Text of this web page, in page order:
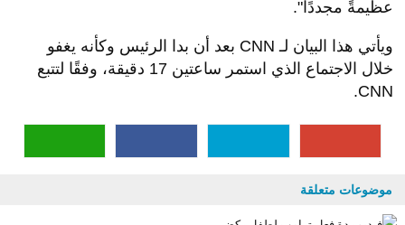
عظيمةً مجددًا ".
ويأتي هذا البيان لـ CNN بعد أن بدا الرئيس وكأنه يغفو
خلال الاجتماع الذي استمر ساعتين 17 دقيقة، وفقًا لتتبع
CNN.
موضوعات متعلقة